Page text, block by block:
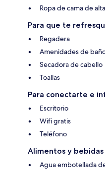
Ropa de cama de
Para que te
Regadera
Amenidades de
Secadora de cabello
Toallas
Para conectarte e
Escritorio
Wifi gratis
Teléfono
Alimentos y bebidas
Agua embotellada